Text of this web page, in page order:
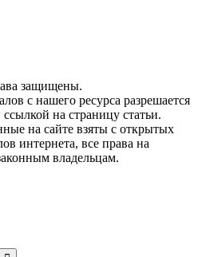
защищены.
с нашего ресурса разрешается
на страницу статьи.
на сайте взяты с открытых
интернета, все права на
владельцам.